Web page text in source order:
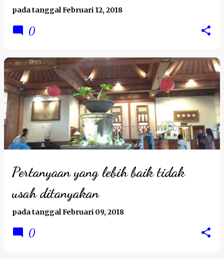
pada tanggalFebruari 12, 2018
0
Pertanyaan yang lebih baik tidak
usah ditanyakan
pada tanggalFebruari 09, 2018
0